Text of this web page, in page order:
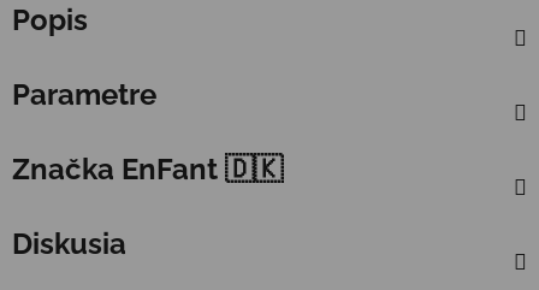
Popis
Parametre
Značka EnFant 🇩🇰
Diskusia